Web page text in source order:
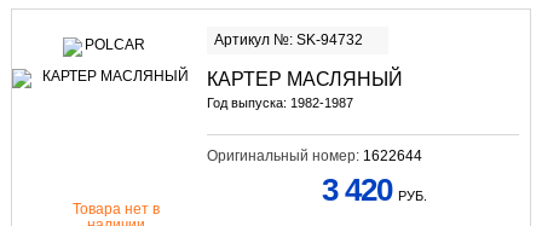
Артикул №: SK-94732
КАРТЕР МАСЛЯНЫЙ
Год выпуска: 1982-1987
Оригинальный номер: 1622644
Товара нет в
3 420 РУБ.